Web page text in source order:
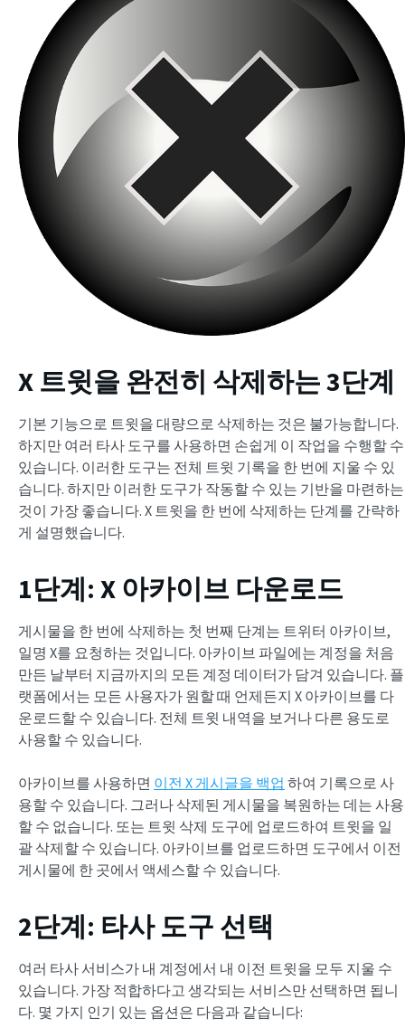
X 트윗을 완전히 삭제하는 3단계
기본 기능으로 트윗을 대량으로 삭제하는 것은 불가능합니다.
하지만 여러 타사 도구를 사용하면 손쉽게 이 작업을 수행할 수
있습니다. 이러한 도구는 전체 트윗 기록을 한 번에 지울 수 있
습니다. 하지만 이러한 도구가 작동할 수 있는 기반을 마련하는
것이 가장 좋습니다. X 트윗을 한 번에 삭제하는 단계를 간략하
게 설명했습니다.
1단계: X 아카이브 다운로드
게시물을 한 번에 삭제하는 첫 번째 단계는 트위터 아카이브,
일명 X를 요청하는 것입니다. 아카이브 파일에는 계정을 처음
만든 날부터 지금까지의 모든 계정 데이터가 담겨 있습니다. 플
랫폼에서는 모든 사용자가 원할 때 언제든지 X 아카이브를 다
운로드할 수 있습니다. 전체 트윗 내역을 보거나 다른 용도로
사용할 수 있습니다.
아카이브를 사용하면 이전 X 게시글을 백업 하여 기록으로 사
용할 수 있습니다. 그러나 삭제된 게시물을 복원하는 데는 사용
할 수 없습니다. 또는 트윗 삭제 도구에 업로드하여 트윗을 일
괄 삭제할 수 있습니다. 아카이브를 업로드하면 도구에서 이전
게시물에 한 곳에서 액세스할 수 있습니다.
2단계: 타사 도구 선택
여러 타사 서비스가 내 계정에서 내 이전 트윗을 모두 지울 수
있습니다. 가장 적합하다고 생각되는 서비스만 선택하면 됩니
다. 몇 가지 인기 있는 옵션은 다음과 같습니다: